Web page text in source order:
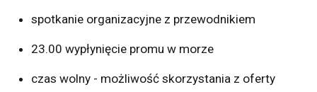
spotkanie organizacyjne z przewodnikiem
23.00 wypłynięcie promu w morze
czas wolny - możliwość skorzystania z oferty